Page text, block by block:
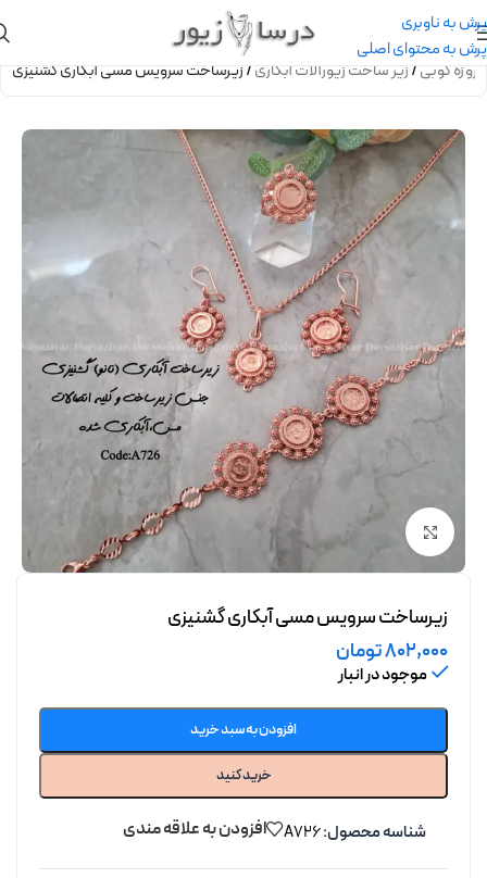
پرش به ناوبری
پرش به محتوای اصلی
کوبی/زیر ساخت زیورآلات آبکاری/زیرساخت سرویس مسی آبکاری گشنیزی
برای بزرگنمایی کلیک کنید
زیرساخت سرویس مسی آبکاری گشنیزی
802,000تومان
موجود در انبار
افزودن به سبد خرید
خرید کنید
شناسه محصول:A726 افزودن به علاقه مندی